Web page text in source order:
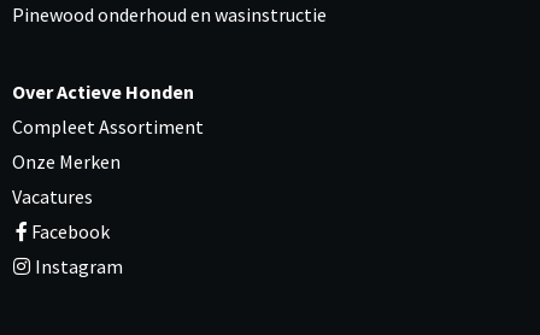
Pinewood onderhoud en wasinstructie
Over Actieve Honden
Compleet Assortiment
Onze Merken
Vacatures
Facebook
Instagram